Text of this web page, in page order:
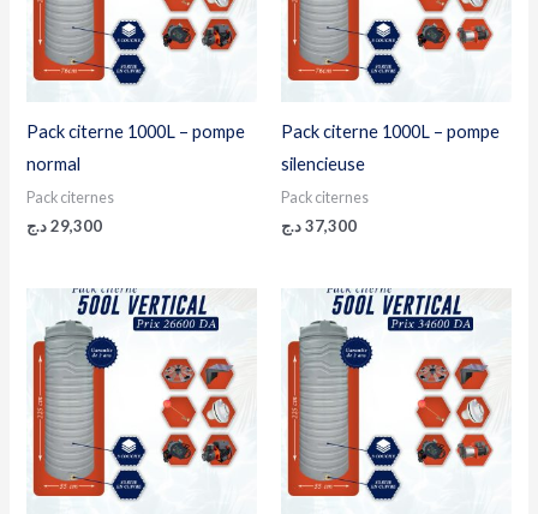
Pack citerne 1000L – pompe
normal
Pack citernes
29,300 د.ج
Pack citerne 1000L – pompe
silencieuse
Pack citernes
37,300د.ج